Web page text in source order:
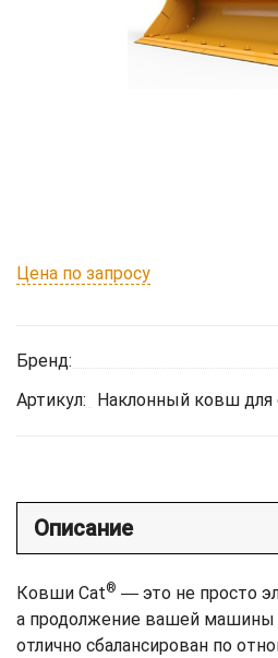
Цена по запросу
Бренд:
Артикул:
Наклонный ковш
Описание
Ковши Cat® ― это не просто
а продолжение вашей машины
отлично сбалансирован по